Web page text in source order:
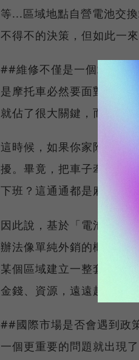
等...區域地點自營電池交
不得不的決策，但如此一
##維修不僅是一個站，更
是摩托車必然要面對的問
就佔了很大關鍵，而且將越
這時候，如果你家附近沒
擾。畢竟，把車子牽去維
下班？這通通都是麻煩事。
因此說，基於「電池交換
辦法像單純外銷的概念一
某個區域建立一整套的生
金錢、資源，遠遠超乎你
##國際市場是否會遇到政
一個更重要的問題就出現